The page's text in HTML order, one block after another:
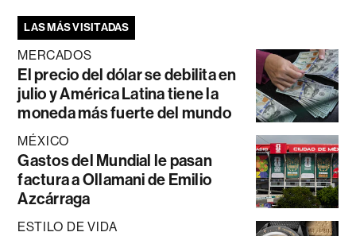
LAS MÁS VISITADAS
MERCADOS
El precio del dólar se debilita en
julio y América Latina tiene la
moneda más fuerte del mundo
MÉXICO
Gastos del Mundial le pasan
factura a Ollamani de Emilio
Azcárraga
ESTILO DE VIDA